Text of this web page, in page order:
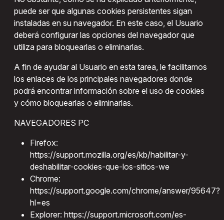
puede ser que algunas cookies persistentes sigan
instaladas en su navegador. En este caso, el Usuario
deberá configurar las opciones del navegador que
utiliza para bloquearlas o eliminarlas.
A fin de ayudar al Usuario en esta tarea, le facilitamos
los enlaces de los principales navegadores donde
podrá encontrar información sobre el uso de cookies
y cómo bloquearlas o eliminarlas.
NAVEGADORES PC
Firefox:
https://support.mozilla.org/es/kb/habilitar-y-
deshabilitar-cookies-que-los-sitios-we
Chrome:
https://support.google.com/chrome/answer/95647?
hl=es
Explorer: https://support.microsoft.com/es-